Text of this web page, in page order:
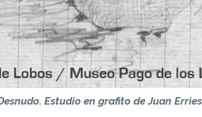
Estudio en grafito de Juan